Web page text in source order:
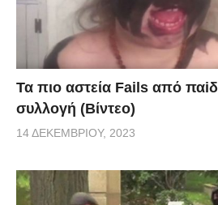
Τα πιο αστεία Fails από
συλλογή (Βίντεο)
14 ΔΕΚΕΜΒΡΊΟΥ, 2023